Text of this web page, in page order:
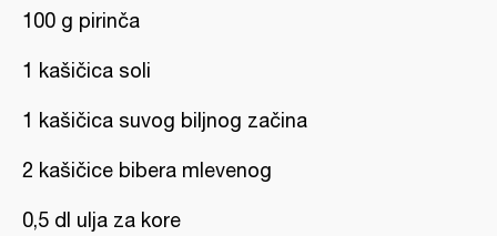
100 g pirinča
1 kašičica soli
1 kašičica suvog biljnog začina
2 kašičice bibera mlevenog
0,5 dl ulja za kore